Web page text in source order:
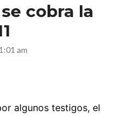
cobra la
am
algunos testigos, el